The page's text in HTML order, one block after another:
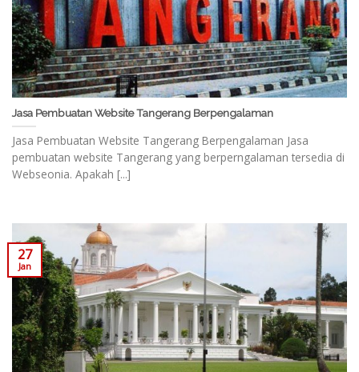
Jasa Pembuatan Website Tangerang Berpengalaman
Jasa Pembuatan Website Tangerang Berpengalaman Jasa
pembuatan website Tangerang yang berperngalaman tersedia di
Webseonia. Apakah [...]
27
Jan